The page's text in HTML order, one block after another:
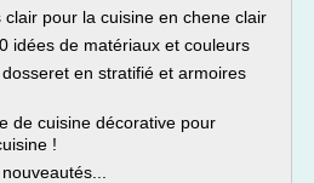
pour la cuisine en chene clair
idées de matériaux et couleurs
en stratifié et armoires
de cuisine décorative pour
!